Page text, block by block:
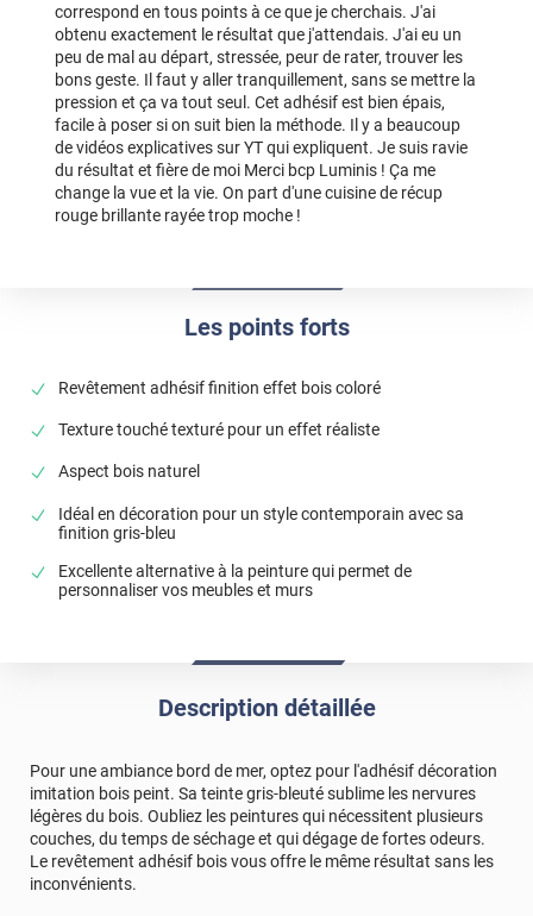
Les points forts
Revêtement adhésif finition effet bois coloré
Texture touché texturé pour un effet réaliste
Aspect bois naturel
Idéal en décoration pour un style contemporain avec sa
finition gris-bleu
Excellente alternative à la peinture qui permet de
personnaliser vos meubles et murs
correspond en tous points à ce que je cherchais. J'ai
obtenu exactement le résultat que j'attendais. J'ai eu un
peu de mal au départ, stressée, peur de rater, trouver les
bons geste. Il faut y aller tranquillement, sans se mettre la
pression et ça va tout seul. Cet adhésif est bien épais,
facile à poser si on suit bien la méthode. Il y a beaucoup
de vidéos explicatives sur YT qui expliquent. Je suis ravie
du résultat et fière de moi Merci bcp Luminis ! Ça me
change la vue et la vie. On part d'une cuisine de récup
rouge brillante rayée trop moche !
Description détaillée
Pour une ambiance bord de mer, optez pour l'adhésif décoration
imitation bois peint. Sa teinte gris-bleuté sublime les nervures
légères du bois. Oubliez les peintures qui nécessitent plusieurs
couches, du temps de séchage et qui dégage de fortes odeurs.
Le revêtement adhésif bois vous offre le même résultat sans les
inconvénients.